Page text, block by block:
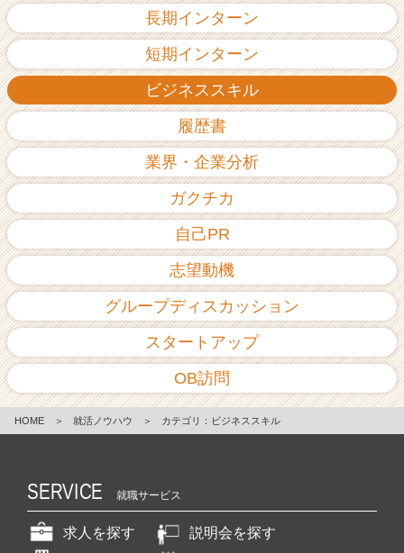
長期インターン
短期インターン
ビジネススキル
履歴書
業界・企業分析
ガクチカ
自己PR
志望動機
グループディスカッション
スタートアップ
OB訪問
HOME ＞ 就活ノウハウ ＞ カテゴリ：ビジネススキル
SERVICE 就職サービス
求人を探す
説明会を探す